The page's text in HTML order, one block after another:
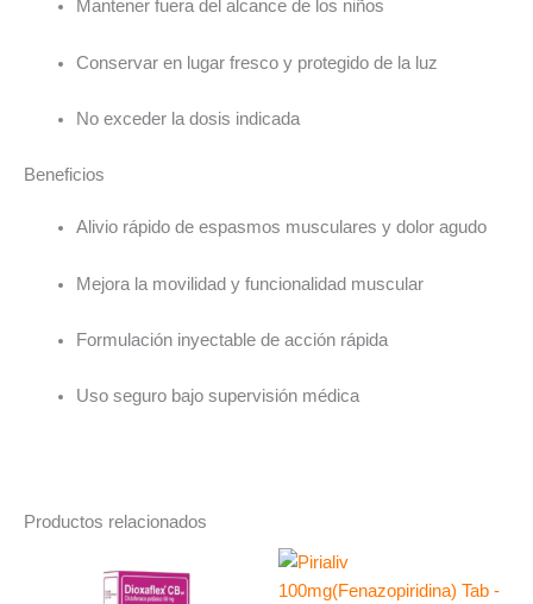
Mantener fuera del alcance de los niños
Conservar en lugar fresco y protegido de la luz
No exceder la dosis indicada
Beneficios
Alivio rápido de espasmos musculares y dolor agudo
Mejora la movilidad y funcionalidad muscular
Formulación inyectable de acción rápida
Uso seguro bajo supervisión médica
Productos relacionados